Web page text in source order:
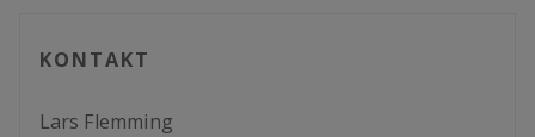
KONTAKT
Lars Flemming